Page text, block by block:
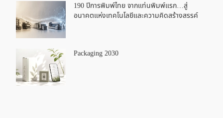
190 ปีการพิมพ์ไทย จากแท่นพิมพ์แรก…สู่
อนาคตแห่งเทคโนโลยีและความคิดสร้างสรรค์
Packaging 2030